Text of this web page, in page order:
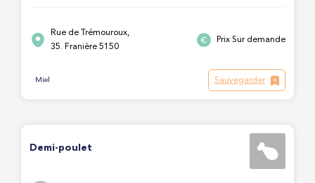
Rue de Trémouroux,
35. Franière 5150
Prix Sur demande
Miel Sauvegarder
Demi-poulet